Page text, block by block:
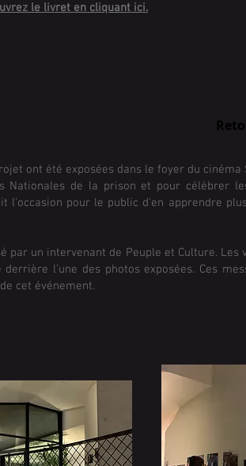
le livret en cliquant ici.
ont été exposées dans le foyer du cinéma
Nationales de la prison et pour célébrer
l'occasion pour le public d'en apprendre
par un intervenant de Peuple et Culture. Les
l’une des photos exposées. Ces
cet événement.